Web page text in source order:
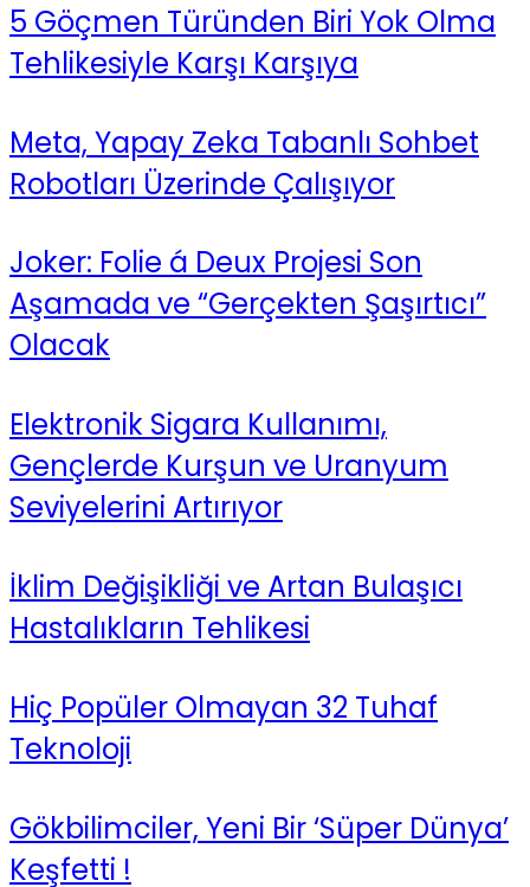
5 Göçmen Türünden Biri Yok Olma
Tehlikesiyle Karşı Karşıya
Meta, Yapay Zeka Tabanlı Sohbet
Robotları Üzerinde Çalışıyor
Joker: Folie á Deux Projesi Son
Aşamada ve “Gerçekten Şaşırtıcı”
Olacak
Elektronik Sigara Kullanımı,
Gençlerde Kurşun ve Uranyum
Seviyelerini Artırıyor
İklim Değişikliği ve Artan Bulaşıcı
Hastalıkların Tehlikesi
Hiç Popüler Olmayan 32 Tuhaf
Teknoloji
Gökbilimciler, Yeni Bir ‘Süper Dünya’
Keşfetti !